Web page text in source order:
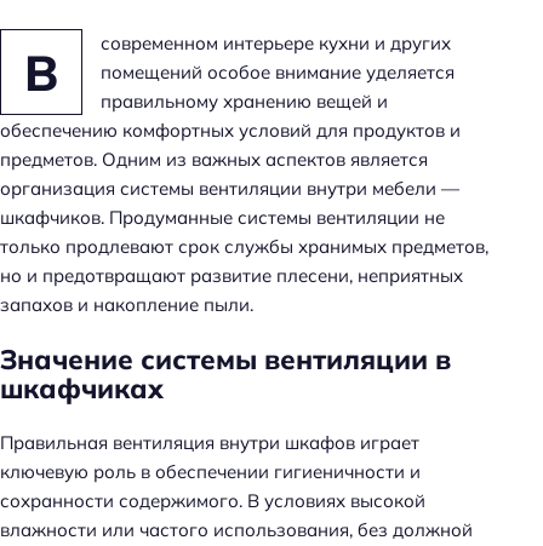
В
современном интерьере кухни и других
помещений особое внимание уделяется
правильному хранению вещей и
обеспечению комфортных условий для продуктов и
предметов. Одним из важных аспектов является
организация системы вентиляции внутри мебели —
шкафчиков. Продуманные системы вентиляции не
только продлевают срок службы хранимых предметов,
но и предотвращают развитие плесени, неприятных
запахов и накопление пыли.
Значение системы вентиляции в
шкафчиках
Правильная вентиляция внутри шкафов играет
ключевую роль в обеспечении гигиеничности и
сохранности содержимого. В условиях высокой
влажности или частого использования, без должной